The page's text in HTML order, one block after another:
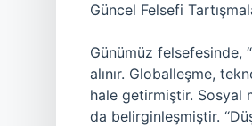
Güncel Felsefi
Günümüz felsefesinde,
alınır. Globalleşme,
hale getirmiştir. Sosyal
da belirginleşmiştir.